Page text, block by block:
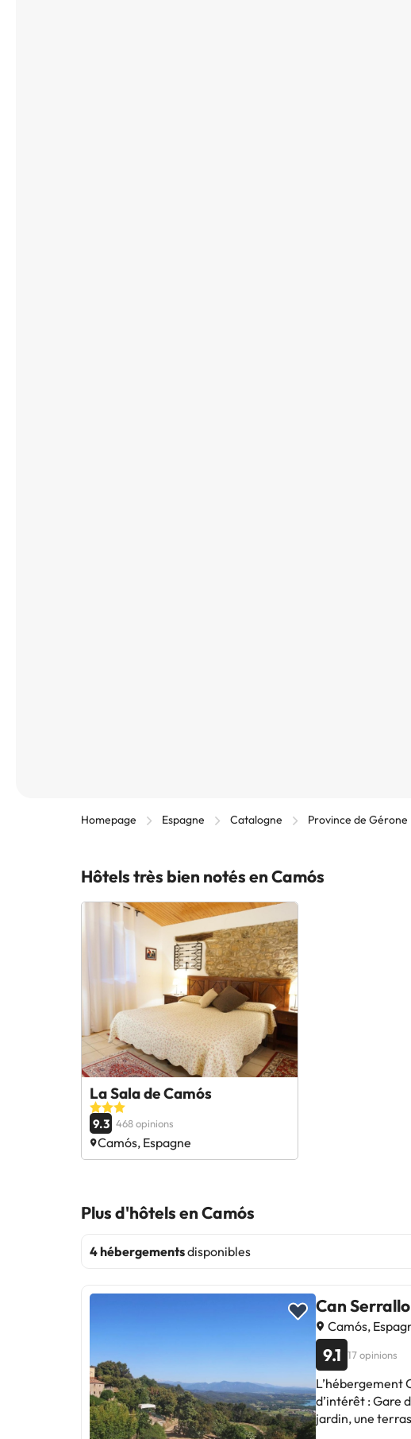
Homepage Espagne Catalogne Province de Gérone
Hôtels très bien notés en Camós
La Sala de Camós
9.3 468 opinions
Camós, Espagne
Plus d'hôtels en Camós
4 hébergementsdisponibles
Can
Camós,
9.1 17 opinions
L’hébergement
d’intérêt : Gare
jardin, une